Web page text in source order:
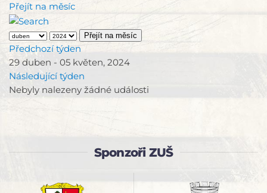
Přejít na měsíc
Přejít na měsíc
Předchozí týden
29 duben - 05 květen, 2024
Následující týden
Nebyly nalezeny žádné události
Sponzoři ZUŠ